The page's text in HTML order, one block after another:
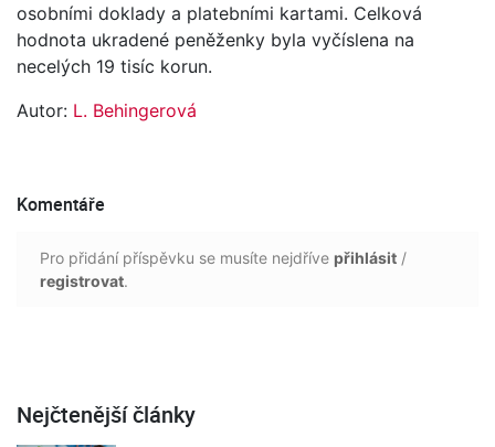
osobními doklady a platebními kartami. Celková
hodnota ukradené peněženky byla vyčíslena na
necelých 19 tisíc korun.
Autor: L. Behingerová
Komentáře
Pro přidání příspěvku se musíte nejdříve přihlásit /
registrovat.
Nejčtenější články